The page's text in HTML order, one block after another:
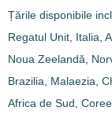
Țările disponibile
Regatul Unit, Italia,
Noua Zeelandă,
Brazilia, Malaezia,
Africa de Sud,